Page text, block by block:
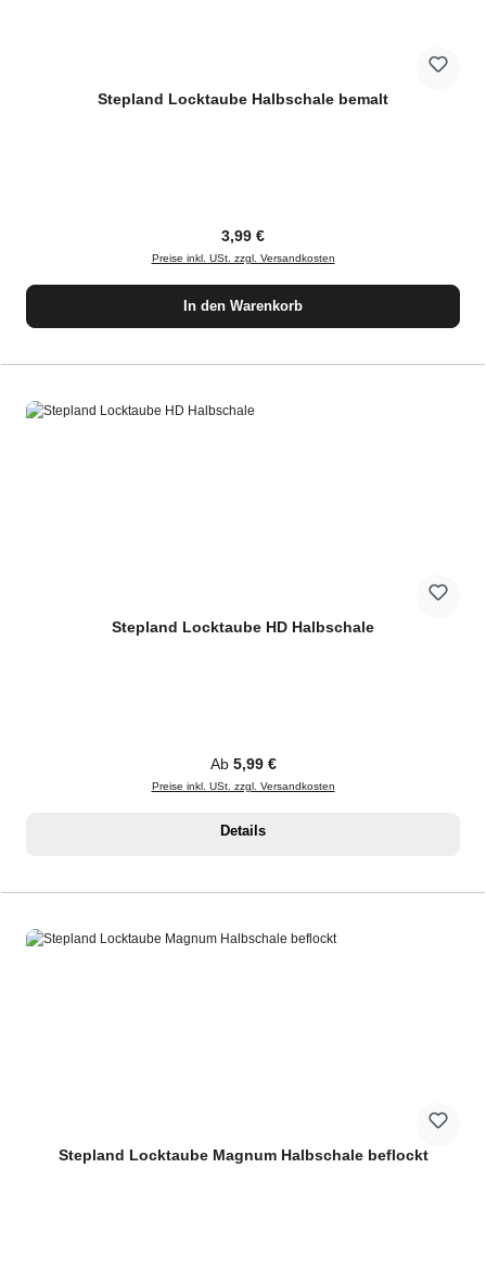
Stepland Locktaube Halbschale bemalt
Regulärer Preis:
3,99 €
Preise inkl. USt. zzgl. Versandkosten
In den Warenkorb
Stepland Locktaube HD Halbschale
Regulärer Preis:
Ab 5,99 €
Preise inkl. USt. zzgl. Versandkosten
Details
Stepland Locktaube Magnum Halbschale beflockt